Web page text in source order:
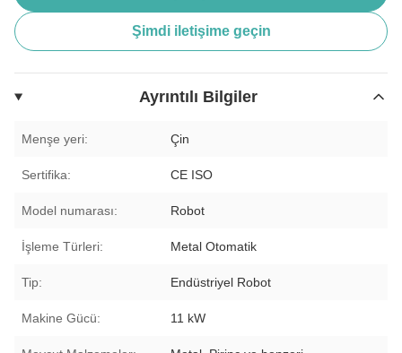
Şimdi iletişime geçin
Ayrıntılı Bilgiler
Menşe yeri: Çin
Sertifika: CE ISO
Model numarası: Robot
İşleme Türleri: Metal Otomatik
Tip: Endüstriyel Robot
Makine Gücü: 11 kW